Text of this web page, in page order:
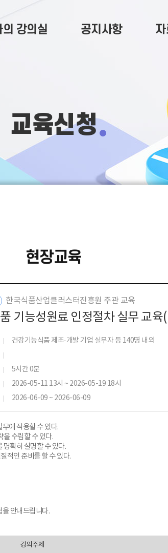
의 강의실 공지사항
교육신청
현장교육
한국식품산업클러스터진흥원 주관 교육
기능성원료 인정절차 실무 교육
건강기능식품 제조·개발 기업 실무자 등 140명 내외
5시간 0분
2026-05-11 13시 ~ 2026-05-19 18시
2026-06-09 ~ 2026-06-09
에 적용할 수 있다.
을 수립할 수 있다.
명확히 설명할 수 있다.
적인 준비를 할 수 있다.
을 안내드립니다.
강의주제